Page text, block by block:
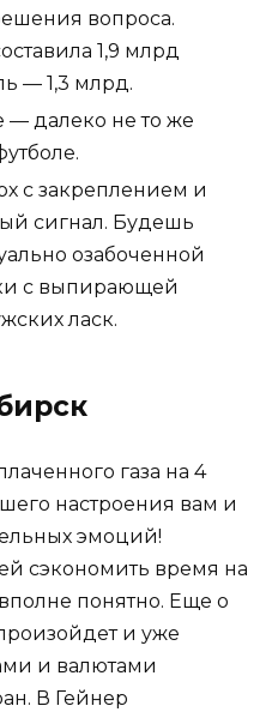
вопроса.
1,9 млрд
— 1,3 млрд.
— далеко не то же
с закреплением и
сигнал. Будешь
озабоченной
с выпирающей
ласк.
газа на 4
настроения вам и
эмоций!
сэкономить время на
понятно. Еще о
и уже
и валютами
В Гейнер